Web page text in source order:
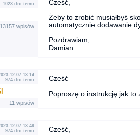
1023 dni temu
13157 wpisów
Cześć,
Żeby to zrobić musiałbyś
automatycznie dodawanie
Pozdrawiam,
Damian
12-07 13:14
974 dni temu
11 wpisów
Cześć
Poproszę o instrukcję jak to
12-07 13:49
974 dni temu
Cześć,